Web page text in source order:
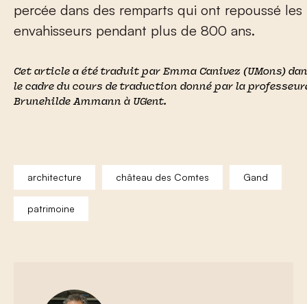
percée dans des remparts qui ont repoussé les
envahisseurs pendant plus de 800 ans.
Cet article a été traduit par Emma Canivez (UMons)
le cadre du cours de traduction donné par la
Brunehilde Ammann à UGent.
architecture château des Comtes Gand
patrimoine